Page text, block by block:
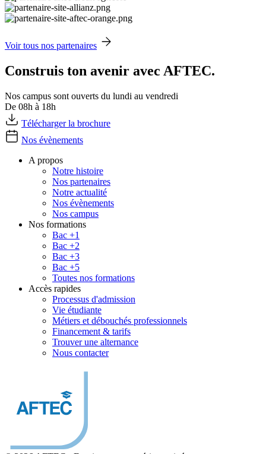
Voir tous nos partenaires
Construis ton avenir avec AFTEC.
Nos campus sont ouverts du lundi au vendredi
De 08h à 18h
Télécharger la brochure
Nos évènements
A propos
Notre histoire
Nos partenaires
Notre actualité
Nos évènements
Nos campus
Nos formations
Bac +1
Bac +2
Bac +3
Bac +5
Toutes nos formations
Accès rapides
Processus d'admission
Vie étudiante
Métiers et débouchés professionnels
Financement & tarifs
Trouver une alternance
Nous contacter